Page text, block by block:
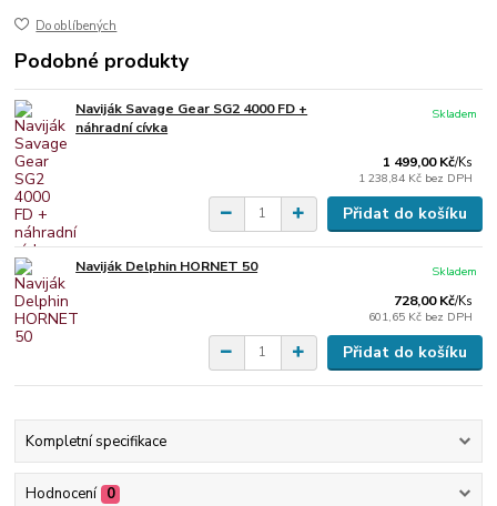
Do oblíbených
Podobné produkty
Naviják Savage Gear SG2 4000 FD +
náhradní cívka
1 499,00 Kč/Ks
1 238,84 Kč bez DPH
Skladem
Přidat do košíku
Naviják Delphin HORNET 50
728,00 Kč/Ks
601,65 Kč bez DPH
Skladem
Přidat do košíku
Kompletní specifikace
Hodnocení 0